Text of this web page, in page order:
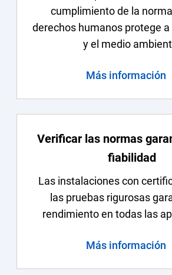
cumplimiento de la
derechos humanos protege
y el medio
Más información
Verificar las normas
fiabilidad
Las instalaciones con
las pruebas rigurosas
rendimiento en todas las
Más información